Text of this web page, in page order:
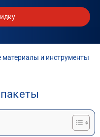
материалы и инструменты